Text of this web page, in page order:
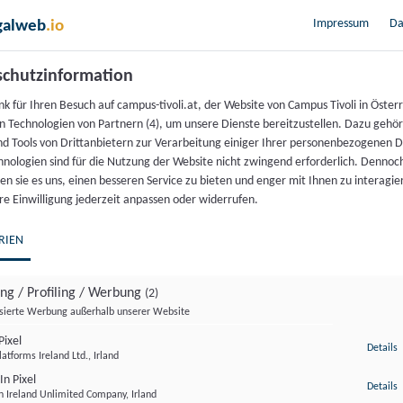
fundierte, faktenorientierte Grundsatzdebatten
mit christlich-sozialer Grundüberzeugung
an der Universität Mainz und profilierter
.io Impressum
für Ihren Besuch auf campus-tivoli.at, der Website von Campus Tivoli in
Technologien von Partnern (4), um unsere Dienste bereitzustellen. Dazu
Tools von Drittanbietern zur Verarbeitung einiger Ihrer personenbezogenen
sind für die Nutzung der Website nicht zwingend erforderlich.
sie es uns, einen besseren Service zu bieten und enger mit Ihnen zu
Einwilligung jederzeit anpassen oder widerrufen.
/ Profiling / Werbung (2)
Werbung außerhalb unserer Website
Ireland Ltd., Irland
Details
Pixel
Ireland Unlimited Company, Irland
Details